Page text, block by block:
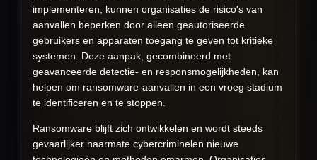
implementeren, kunnen organisaties de risico's van
aanvallen beperken door alleen geautoriseerde
gebruikers en apparaten toegang te geven tot kritieke
systemen. Deze aanpak, gecombineerd met
geavanceerde detectie- en responsmogelijkheden, kan
helpen om ransomware-aanvallen in een vroeg stadium
te identificeren en te stoppen.
Ransomware blijft zich ontwikkelen en wordt steeds
gevaarlijker naarmate cybercriminelen nieuwe